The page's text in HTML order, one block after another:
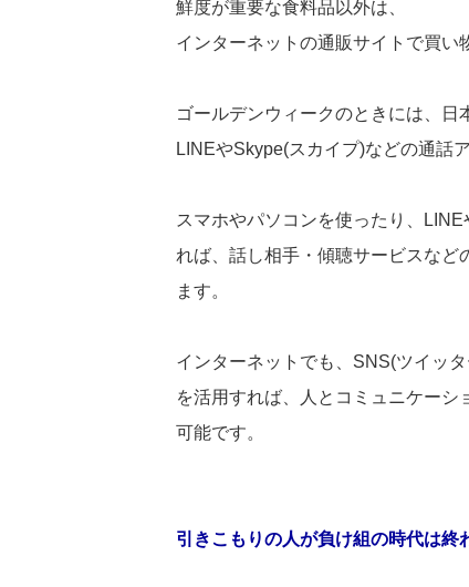
鮮度が重要な食料品以外は、
インターネットの通販サイトで買い
ゴールデンウィークのときには、日
LINEやSkype(スカイプ)などの通話
スマホやパソコンを使ったり、
れば、話し相手・傾聴サービスなど
ます。
インターネットでも、SNS(ツイッ
を活用すれば、人とコミュニケー
可能です。
引きこもりの人が負け組の時代は終